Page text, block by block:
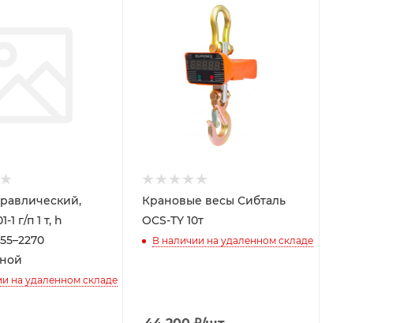
1 г/п 1 т, h
на удаленном складе
Крановые весы Сибталь
OCS-TY 10т
В наличии на удаленном складе